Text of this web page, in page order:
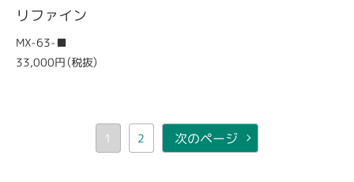
リファイン
MX-63-■
33,000円（税抜）
1 2 次のページ